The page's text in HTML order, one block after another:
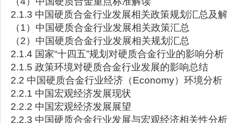
2.1.3 中国硬质合金行业发展相关政策规划汇总及
（1）中国硬质合金行业发展相关政策汇总
（2）中国硬质合金行业发展相关规划汇总
2.1.4 国家“十四五”规划对硬质合金行业的影响分析
2.1.5 政策环境对硬质合金行业发展的影响总结
2.2 中国硬质合金行业经济（Economy）环境分析
2.2.1 中国宏观经济发展现状
2.2.2 中国宏观经济发展展望
2.2.3 中国硬质合金行业发展与宏观经济相关性分析